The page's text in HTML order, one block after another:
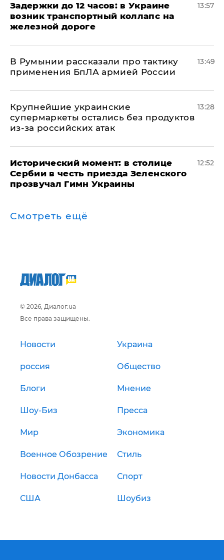
Задержки до 12 часов: в Украине
возник транспортный коллапс на
железной дороге
13:57
В Румынии рассказали про тактику
применения БпЛА армией России
13:49
Крупнейшие украинские
супермаркеты остались без продуктов
из-за российских атак
13:28
Исторический момент: в столице
Сербии в честь приезда Зеленского
прозвучал Гимн Украины
12:52
Смотреть ещё
© 2026, Диалог.ua
Все права защищены.
Новости Украина
россия Общество
Блоги Мнение
Шоу-Биз Пресса
Мир Экономика
Военное Обозрение Стиль
Новости Донбасса Спорт
США Шоубиз